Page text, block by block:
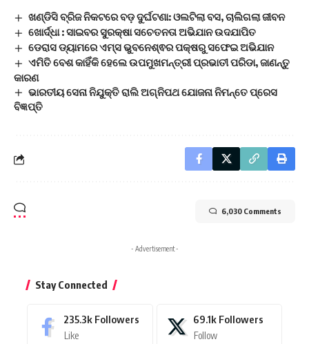
ଖଣ୍ଡିସି ବ୍ରିଜ ନିକଟରେ ବଡ଼ ଦୁର୍ଘଟଣା: ଓଲଟିଲା ବସ, ଚାଲିଗଲା ଜୀବନ
ଖୋର୍ଦ୍ଧା : ସାଇବର ସୁରକ୍ଷା ସଚେତନତା ଅଭିଯାନ ଉଦଯାପିତ
ଡେରାସ ଡ୍ୟାମରେ ଏମ୍ସ ଭୁବନେଶ୍ଵର ପକ୍ଷରୁ ସଫେଇ ଅଭିଯାନ
ଏମିତି ବେଶ କାହିଁକି ହେଲେ ଉପମୁଖମନ୍ତ୍ରୀ ପ୍ରଭାତୀ ପରିଡା, ଜାଣନ୍ତୁ
କାରଣ
ଭାରତୀୟ ସେନା ନିଯୁକ୍ତି ରାଲି ଅଗ୍ନିପଥ ଯୋଜନା ନିମନ୍ତେ ପ୍ରେସ
ବିଜ୍ଞପ୍ତି
6,030 Comments
- Advertisement -
Stay Connected
235.3k Followers
Like
69.1k Followers
Follow